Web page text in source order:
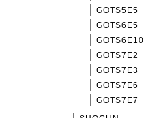
GOTS5E5
GOTS6E5
GOTS6E10
GOTS7E2
GOTS7E3
GOTS7E6
GOTS7E7